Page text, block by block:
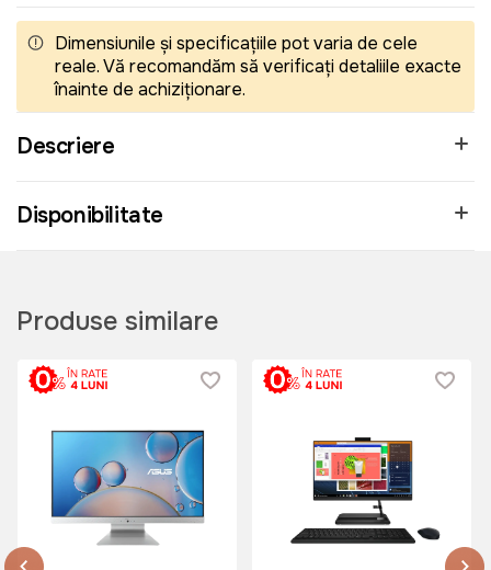
Dimensiunile și specificațiile pot varia de cele
reale. Vă recomandăm să verificați detaliile exacte
înainte de achiziționare.
Descriere
Disponibilitate
Produse similare